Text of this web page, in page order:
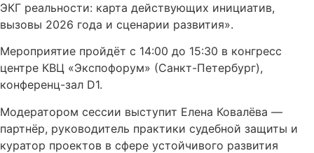
ЭКГ реальности: карта действующих инициатив,
вызовы 2026 года и сценарии развития».
Мероприятие пройдёт с 14:00 до 15:30 в конгресс
центре КВЦ «Экспофорум» (Санкт-Петербург),
конференц-зал D1.
Модератором сессии выступит Елена Ковалёва —
партнёр, руководитель практики судебной защиты и
куратор проектов в сфере устойчивого развития